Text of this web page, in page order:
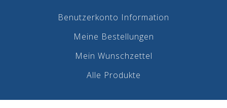
Benutzerkonto Information
Meine Bestellungen
Mein Wunschzettel
Alle Produkte